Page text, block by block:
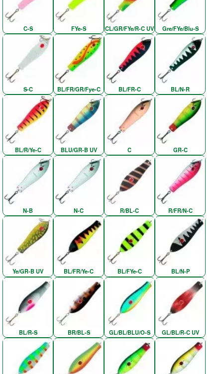
C-S FYe-S CL/GR/FYe/R-C UV Gre/FYe/Blu-S
S-C BL/FR/GR/Fye-C BL/FR-C BL/N-R
BL/R/Ye-C BLU/GR-B UV C GR-C
N-B N-C R/BL-C R/FR/N-C
Ye/GR-B UV BL/FR/Ye-C BL/FYe-C BL/N-P
BL/R-S BR/BL-S GL/BL/BLU/O-S GL/BL/R-C UV